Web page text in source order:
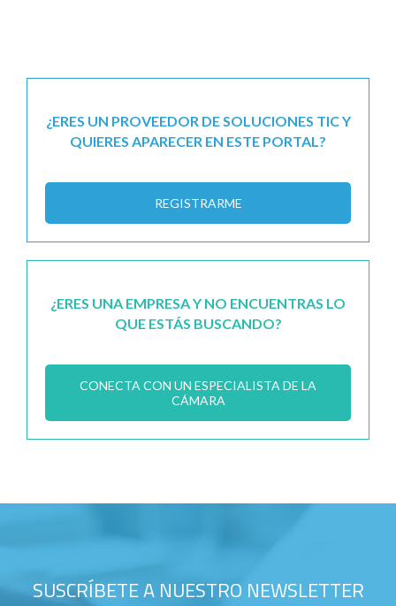
¿ERES UN PROVEEDOR DE SOLUCIONES TIC Y
QUIERES APARECER EN ESTE PORTAL?
REGISTRARME
¿ERES UNA EMPRESA Y NO ENCUENTRAS LO
QUE ESTÁS BUSCANDO?
CONECTA CON UN ESPECIALISTA DE LA
CÁMARA
SUSCRÍBETE A NUESTRO NEWSLETTER